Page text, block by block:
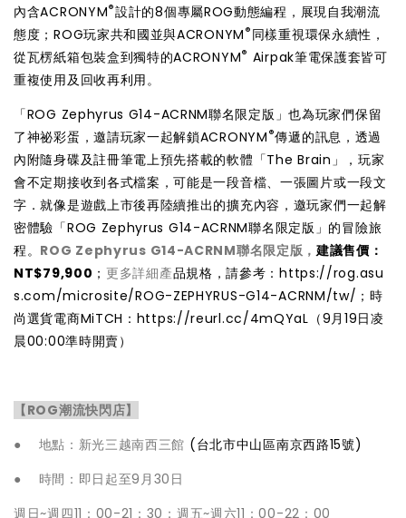
內含ACRONYM®設計的8個專屬ROG動態編程，展現自我潮流
態度；ROG玩家共和國並與ACRONYM ® 同樣重視環保永續性，
從瓦楞紙箱包裝盒到獨特的ACRONYM® Airpak筆電保護套皆可
重複使用及回收再利用。
「ROG Zephyrus G14-ACRNM聯名限定版」也為玩家們保留
了神祕彩蛋，邀請玩家一起解鎖ACRONYM ®傳遞的訊息，透過
內附隨身碟及註冊筆電上預先搭載的軟體「The Brain」，玩家
會不定期接收到各式檔案，可能是一段音檔、一張圖片或一段文
字．就像是遊戲上市後再陸續推出的擴充內容，邀玩家們一起解
密體驗「ROG Zephyrus G14-ACRNM聯名限定版」的冒險旅
程。 ROG Zephyrus G14-ACRNM聯名限定版，建議售價：
NT$79,900 ；更多詳細產品規格，請參考：https://rog.asu
s.com/microsite/ROG-ZEPHYRUS-G14-ACRNM/tw/ ；時
尚選貨電商MiTCH： https://reurl.cc/4mQYaL （9月19日凌
晨00:00準時開賣）
【ROG潮流快閃店】
● 地點：新光三越南西三館 (台北市中山區南京西路15號)
● 時間：即日起至9月30日
週日~週四11：00-21：30；週五~週六11：00-22：00